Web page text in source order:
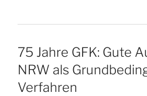
75 Jahre GFK: Gute
NRW als
Verfahren